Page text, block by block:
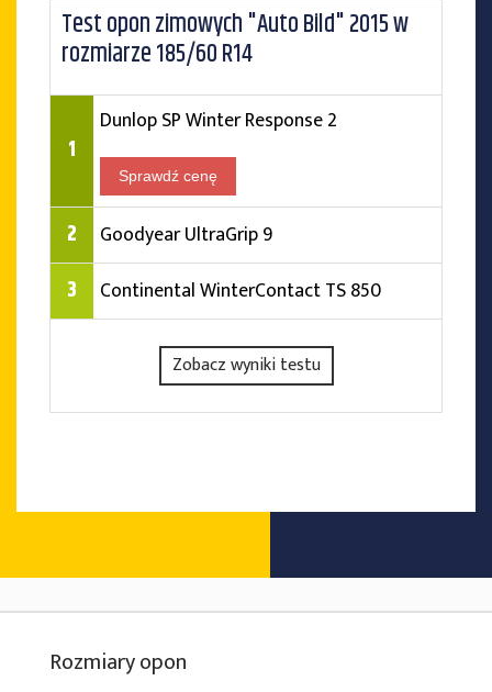
Test opon zimowych "Auto Bild" 2015 w
rozmiarze 185/60 R14
1
Dunlop SP Winter Response 2
Sprawdź cenę
2 Goodyear UltraGrip 9
3 Continental WinterContact TS 850
Zobacz wyniki testu
Rozmiary opon